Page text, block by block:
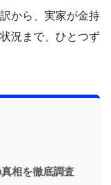
から、実家が金持
況まで、ひとつず
相を徹底調査